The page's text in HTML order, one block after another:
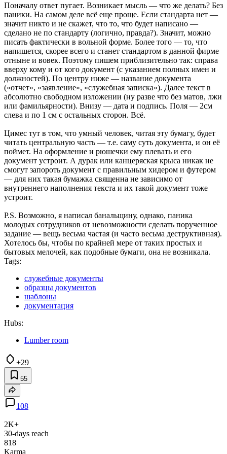
Поначалу ответ пугает. Возникает мысль — что же делать? Без
паники. На самом деле всё еще проще. Если стандарта нет —
значит никто и не скажет, что то, что будет написано —
сделано не по стандарту (логично, правда?). Значит, можно
писать фактически в вольной форме. Более того — то, что
напишется, скорее всего и станет стандартом в данной фирме
отныне и вовек. Поэтому пишем приблизительно так: справа
вверху кому и от кого документ (с указанием полных имен и
должностей). По центру ниже — название документа
(«отчет», «заявление», «служебная записка»). Далее текст в
абсолютно свободном изложении (ну разве что без матов, лжи
или фамильярности). Внизу — дата и подпись. Поля — 2см
слева и по 1 см с остальных сторон. Всё.
Цимес тут в том, что умный человек, читая эту бумагу, будет
читать центральную часть — т.е. саму суть документа, и он её
поймет. На оформление и рюшечки ему плевать и его
документ устроит. А дурак или канцеряская крыса никак не
смогут запороть документ с правильным хидером и футером
— для них такая бумажка священна не зависимо от
внутреннего наполнения текста и их такой документ тоже
устроит.
P.S. Возможно, я написал банальщину, однако, паника
молодых сотрудников от невозможности сделать порученное
задание — вещь весьма частая (и часто весьма деструктивная).
Хотелось бы, чтобы по крайней мере от таких простых и
бытовых мелочей, как подобные бумаги, она не возникала.
Tags:
служебные документы
образцы документов
шаблоны
документация
Hubs:
Lumber room
+29
55
108
2K+
30-days reach
818
Karma